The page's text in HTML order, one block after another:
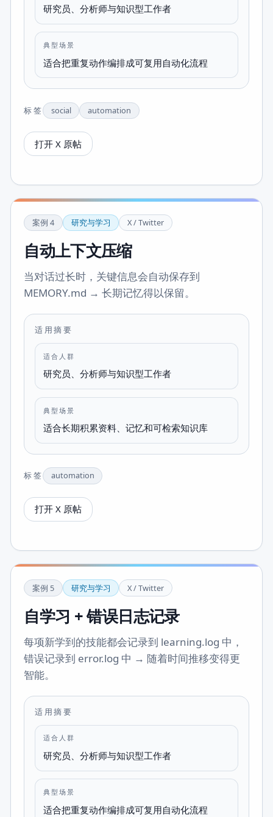
研究员、分析师与知识型工作者
典型场景
适合把重复动作编排成可复用自动化流程
标签 social automation
打开 X 原帖
案例 4 研究与学习 X / Twitter
自动上下文压缩
当对话过长时，关键信息会自动保存到
MEMORY.md → 长期记忆得以保留。
适用摘要
适合人群
研究员、分析师与知识型工作者
典型场景
适合长期积累资料、记忆和可检索知识库
标签 automation
打开 X 原帖
案例 5 研究与学习 X / Twitter
自学习 + 错误日志记录
每项新学到的技能都会记录到 learning.log 中，
错误记录到 error.log 中 → 随着时间推移变得更
智能。
适用摘要
适合人群
研究员、分析师与知识型工作者
典型场景
适合把重复动作编排成可复用自动化流程